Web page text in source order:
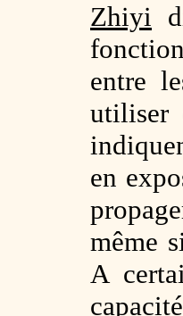
Zhiyi
entre
utiliser
en
même
A